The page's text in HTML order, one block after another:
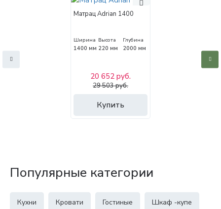
Матрац Adrian 1400
Ширина
1400 мм
Высота
220 мм
Глубина
2000 мм
Купить
20 652 руб.
29 503 руб.
Популярные категории
Кухни Кровати Гостиные Шкаф -купе